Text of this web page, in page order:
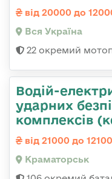
від 20000 до
Вся Україна
22 окремий
Водій-
ударних
комплексів
від 21000 до
Краматорськ